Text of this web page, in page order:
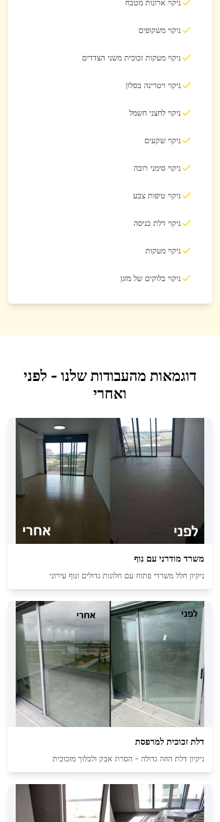
ניקוי ארונות מטבח
ניקוי משקופים
ניקוי מעקות זכוכית משני הצדדים
ניקוי ויטרינה בסלון
ניקוי לחצני חשמל
ניקוי שקעים
ניקוי סימני רובה
ניקוי טיפות צבע
ניקוי דלת כניסה
ניקוי מעקות
ניקוי בלוקים של מזגן
דוגמאות מהעבודות שלנו - לפני
ואחרי
משרד מודרני עם נוף
ניקיון חלל משרדי פתוח עם חלונות גדולים ונוף עירוני
דלת זכוכית למרפסת
ניקיון דלת הזזה גדולה - הסרת אבק ולכלוך מזכוכית